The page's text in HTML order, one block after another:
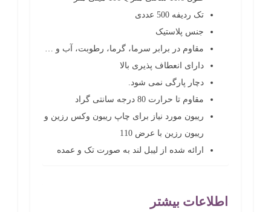
تک ردیفه 500 عددی
جنس پلاستیک
مقاوم در برابر سرما، گرما، رطوبت، آب و …
دارای انعطاف پذیری بالا
دچار پارگی نمی شود.
مقاوم تا حرارت 80 درجه سانتی گراد
ریبون مورد نیاز برای چاپ ریبون وکس رزین و
ریبون رزین با عرض 110
ارائه شده از لیبل لند به صورت تک و عمده
اطلاعات بیشتر